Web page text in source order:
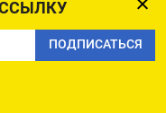
ПОДПИСАТЬСЯ